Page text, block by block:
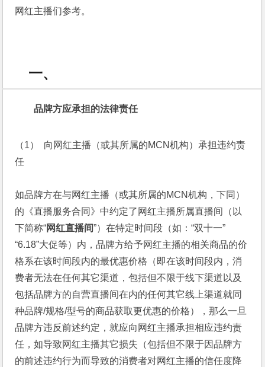
网红主播们参考。
一、
品牌方应承担的法律责任
（1） 向网红主播（或其所属的MCN机构）承担违约责
任
如品牌方在与网红主播（或其所属的MCN机构，下同）
的《直播服务合同》中约定了网红主播所属直播间（以
下简称“网红直播间”）在特定时间段（如：“双十一”
“6.18”大促等）内，品牌方给予网红主播的相关商品的价
格系在该时间段内的最优惠价格（即在该时间段内，消
费者无法在任何其它渠道，包括但不限于线下渠道以及
包括品牌方的自营直播间在内的任何其它线上渠道就同
种品牌/规格/型号的商品获取更优惠的价格），那么一旦
品牌方违反前述约定，就应向网红主播承担相应违约责
任，如导致网红主播其它损失（包括但不限于因品牌方
的前述违约行为而导致的消费者对网红主播的信任度降